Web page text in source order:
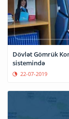
Dövlət Gömrük
sistemində
22-07-2019